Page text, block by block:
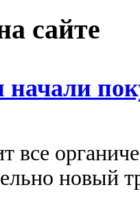
сайте
все
новый